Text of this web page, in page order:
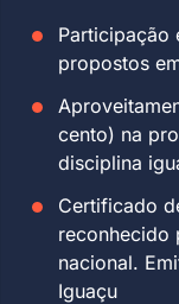
Participação
propostos
cento) na
disciplina
Certificado
reconhecido
nacional.
Iguaçu